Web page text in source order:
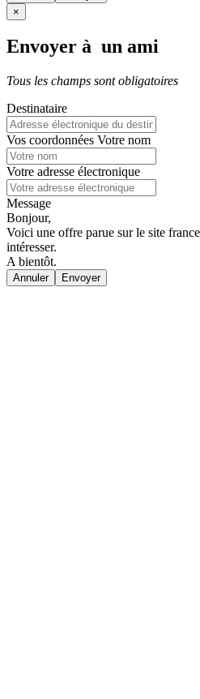
×
Envoyer à un ami
Tous les champs sont obligatoires
Destinataire
Vos coordonnées Votre nom
Votre adresse électronique
Message
Bonjour,
Voici une offre parue sur le site
intéresser.
A bientôt.
Annuler